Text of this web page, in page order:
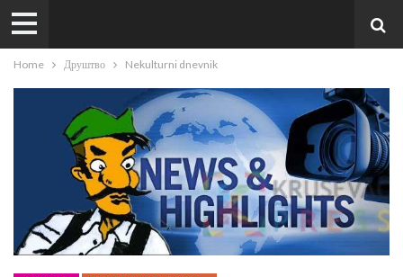
Home Друштво Nekulturni dnevnik